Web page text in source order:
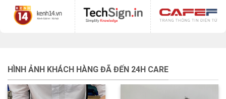
HÌNH ẢNH KHÁCH HÀNG ĐÃ ĐẾN 24H CARE